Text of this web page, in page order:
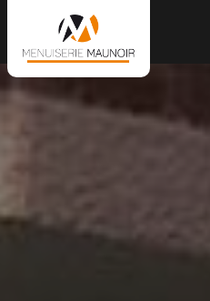
Panneau de gestion des cookies